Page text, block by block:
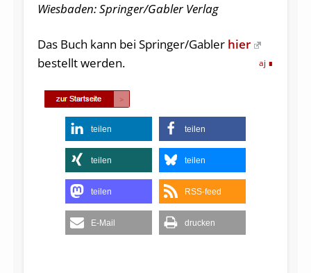
Wiesbaden: Springer/Gabler Verlag
Das Buch kann bei Springer/Gabler hier
bestellt werden.
aj
teilen teilen
teilen teilen
teilen RSS-feed
E-Mail drucken